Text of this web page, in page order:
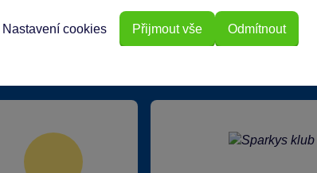
Odmítnout
Nastavení cookies Přijmout vše